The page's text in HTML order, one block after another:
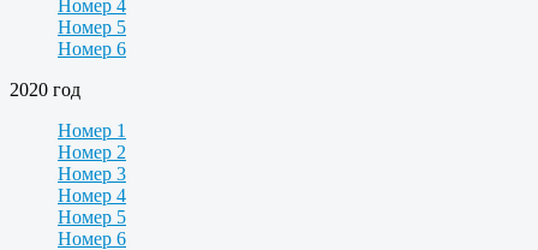
Номер 4
Номер 5
Номер 6
2020 год
Номер 1
Номер 2
Номер 3
Номер 4
Номер 5
Номер 6